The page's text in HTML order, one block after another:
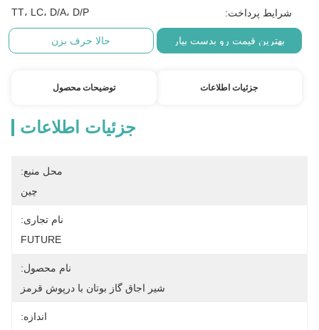
شرایط پرداخت: TT، LC، D/A، D/P
بهترین قیمت رو بدست بیار حالا حرف بزن
جزئیات اطلاعات توضیحات محصول
جزئیات اطلاعات
محل منبع:
چین
نام تجاری:
FUTURE
نام محصول:
شیر اجاق گاز بوتان با درپوش قرمز
اندازه: